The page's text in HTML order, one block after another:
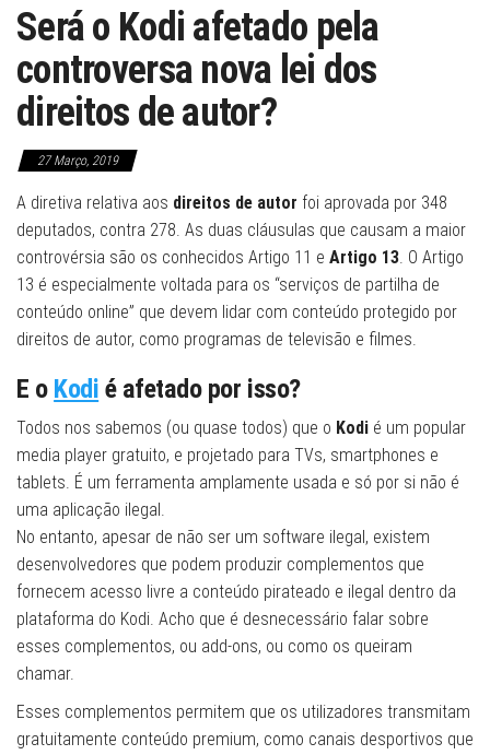
Será o Kodi afetado pela
controversa nova lei dos
direitos de autor?
27 Março, 2019
A diretiva relativa aos direitos de autor foi aprovada por 348
deputados, contra 278. As duas cláusulas que causam a maior
controvérsia são os conhecidos Artigo 11 e Artigo 13. O Artigo
13 é especialmente voltada para os “serviços de partilha de
conteúdo online” que devem lidar com conteúdo protegido por
direitos de autor, como programas de televisão e filmes.
E o Kodi é afetado por isso?
Todos nos sabemos (ou quase todos) que o Kodi é um popular
media player gratuito, e projetado para TVs, smartphones e
tablets. É um ferramenta amplamente usada e só por si não é
uma aplicação ilegal.
No entanto, apesar de não ser um software ilegal, existem
desenvolvedores que podem produzir complementos que
fornecem acesso livre a conteúdo pirateado e ilegal dentro da
plataforma do Kodi. Acho que é desnecessário falar sobre
esses complementos, ou add-ons, ou como os queiram
chamar.
Esses complementos permitem que os utilizadores transmitam
gratuitamente conteúdo premium, como canais desportivos que